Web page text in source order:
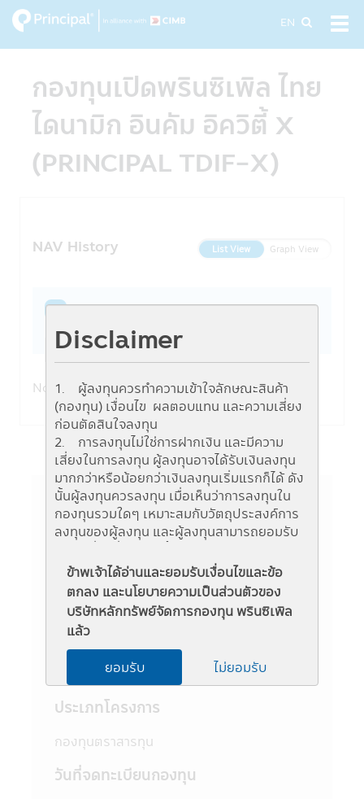
Disclaimer
1. ผู้ลงทุนควรทำความเข้าใจลักษณะสินค้า
(กองทุน) เงื่อนไข ผลตอบแทน และความเสี่ยง
ก่อนตัดสินใจลงทุน
2. การลงทุนไม่ใช่การฝากเงิน และมีความ
เสี่ยงในการลงทุน ผู้ลงทุนอาจได้รับเงินลงทุน
มากกว่าหรือน้อยกว่าเงินลงทุนเริ่มแรกก็ได้ ดัง
นั้นผู้ลงทุนควรลงทุน เมื่อเห็นว่าการลงทุนใน
กองทุนรวมใดๆ เหมาะสมกับวัตถุประสงค์การ
ลงทุนของผู้ลงทุน และผู้ลงทุนสามารถยอมรับ
รวมนั้นๆ ได้
3. ผู้สนใจลงทุนควรศึกษาข้อมูลในหนังสือชี้
ชวนให้เข้าใจก่อนซื้อหน่วยลงทุน และทำความ
เข้าใจเกี่ยวกับ "นโยบายการลงทุน" "ประเภท
หลักทรัพย์ที่จะลงทุน" "อัตราส่วนการลงทุน"
"ความเสี่ยงในการลงทุนของกองทุนรวม" และ
"คำเตือน/ข้อแนะนำ" และควรเก็บใว้เป็นข้อมูล
ข้อมูลเพิ่มเติมสามารถขอหนังสือชี้ชวนส่วน
บริษัทจัดการ หรือผู้สนับสนุนการขายที่ได้รับการ
แต่งตั้งจากบริษัทจัดการทุกแห่ง
4. บริษัทจัดการอาจลงทุนในหลักทรัพย์ หรือ
ข้าพเจ้าได้อ่านและยอมรับเงื่อนไขและข้อ
ตกลง และนโยบายความเป็นส่วนตัวของ
บริษัทหลักทรัพย์จัดการกองทุน พรินซิเพิล
แล้ว
ยอมรับ ไม่ยอมรับ
Skip
to
main
EN
กองทุนเปิดพรินซิเพิล ไทย
ไดนามิก อินคัม อิควิตี้ X
(PRINCIPAL TDIF-X)
NAV History List View Graph View
1W 1M 3M 6M YTD 1Y 3Y
5Y
No records found !
ข้อมูลกองทุน
ชื่อย่อ
PRINCIPAL TDIF-X
ระดับความเสี่ยง
6 (เสี่ยงสูง)
ประเภทโครงการ
กองทุนตราสารทุน
วันที่จดทะเบียนกองทุน